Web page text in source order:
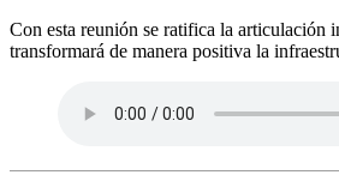
Con esta reunión se ratifica la articulación
transformará de manera positiva la